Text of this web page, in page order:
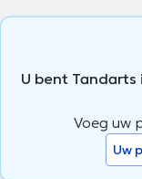
U bent Tandarts
Voeg uw
Uw